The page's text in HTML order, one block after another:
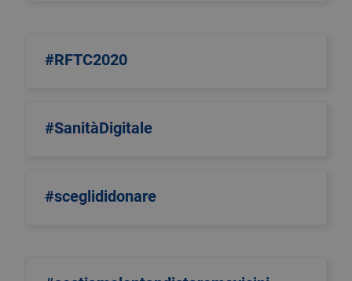
#RFTC2020
#SanitàDigitale
#sceglididonare